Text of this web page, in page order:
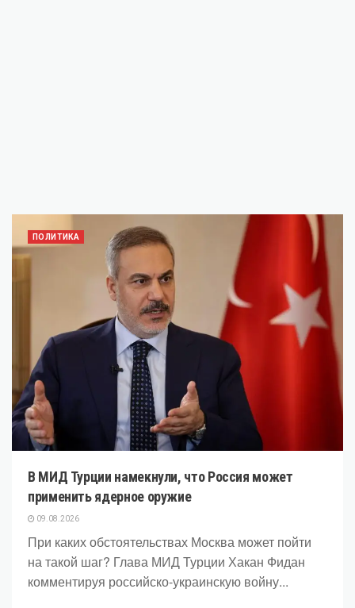
ПОЛИТИКА
В МИД Турции намекнули, что Россия может
применить ядерное оружие
09.08.2026
При каких обстоятельствах Москва может пойти
на такой шаг? Глава МИД Турции Хакан Фидан
комментируя российско-украинскую войну...